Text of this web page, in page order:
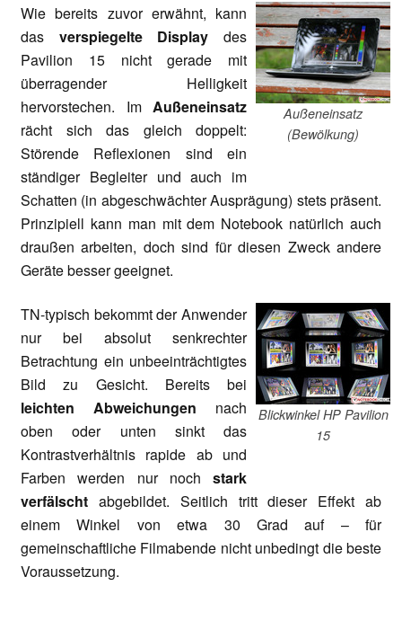
Außeneinsatz
(Bewölkung)
Wie bereits zuvor erwähnt, kann
das verspiegelte Display des
Pavilion 15 nicht gerade mit
überragender Helligkeit
hervorstechen. Im Außeneinsatz
rächt sich das gleich doppelt:
Störende Reflexionen sind ein
ständiger Begleiter und auch im
Schatten (in abgeschwächter Ausprägung) stets präsent.
Prinzipiell kann man mit dem Notebook natürlich auch
draußen arbeiten, doch sind für diesen Zweck andere
Geräte besser geeignet.
Blickwinkel HP Pavilion
15
TN-typisch bekommt der Anwender
nur bei absolut senkrechter
Betrachtung ein unbeeinträchtigtes
Bild zu Gesicht. Bereits bei
leichten Abweichungen nach
oben oder unten sinkt das
Kontrastverhältnis rapide ab und
Farben werden nur noch stark
verfälscht abgebildet. Seitlich tritt dieser Effekt ab
einem Winkel von etwa 30 Grad auf – für
gemeinschaftliche Filmabende nicht unbedingt die beste
Voraussetzung.